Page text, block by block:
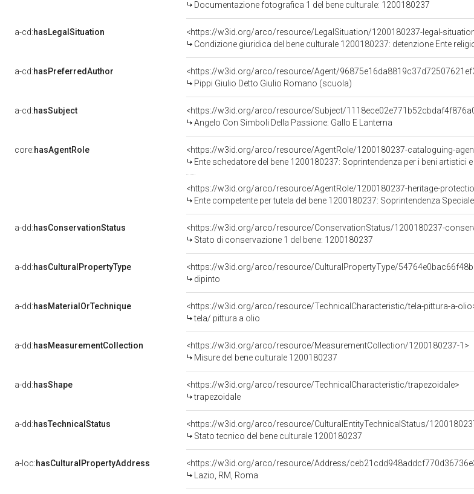
Documentazione fotografica 1 del bene culturale: 1200180237
a-cd:hasLegalSituation
<https://w3id.org/arco/resource/LegalSituation/1200180237-legal-
Condizione giuridica del bene culturale 1200180237: detenzione Ente
a-cd:hasPreferredAuthor
<https://w3id.org/arco/resource/Agent/
Pippi Giulio Detto Giulio Romano (scuola)
a-cd:hasSubject
<https://w3id.org/arco/resource/Subject/
Angelo Con Simboli Della Passione: Gallo E Lanterna
core:hasAgentRole
<https://w3id.org/arco/resource/AgentRole/1200180237-cataloguing-
Ente schedatore del bene 1200180237: Soprintendenza per i beni artistici
<https://w3id.org/arco/resource/AgentRole/1200180237-heritage-
Ente competente per tutela del bene 1200180237: Soprintendenza
a-dd:hasConservationStatus
<https://w3id.org/arco/resource/ConservationStatus/1200180237-
Stato di conservazione 1 del bene: 1200180237
a-dd:hasCulturalPropertyType
<https://w3id.org/arco/resource/CulturalPropertyType/
dipinto
a-dd:hasMaterialOrTechnique
<https://w3id.org/arco/resource/TechnicalCharacteristic/tela-pittura-a-
tela/ pittura a olio
a-dd:hasMeasurementCollection
<https://w3id.org/arco/resource/MeasurementCollection/1200180237-1>
Misure del bene culturale 1200180237
a-dd:hasShape
<https://w3id.org/arco/resource/TechnicalCharacteristic/trapezoidale>
trapezoidale
a-dd:hasTechnicalStatus
<https://w3id.org/arco/resource/CulturalEntityTechnicalStatus/
Stato tecnico del bene culturale 1200180237
a-loc:hasCulturalPropertyAddress
<https://w3id.org/arco/resource/Address/
Lazio, RM, Roma